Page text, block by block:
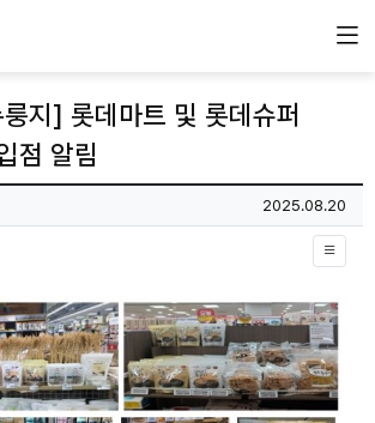
지] 롯데마트 및 롯데슈퍼
점 알림
작성일
2025.08.20